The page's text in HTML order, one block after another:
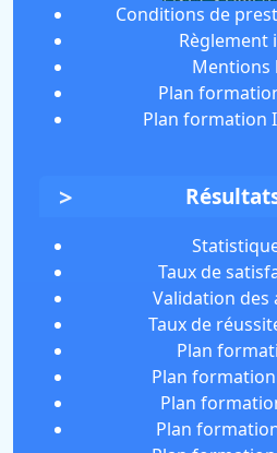
Conditions de
Règlement
Mentions
Plan
Plan formation
Taux de
Validation des
Taux de
Plan
Plan
Plan
Plan